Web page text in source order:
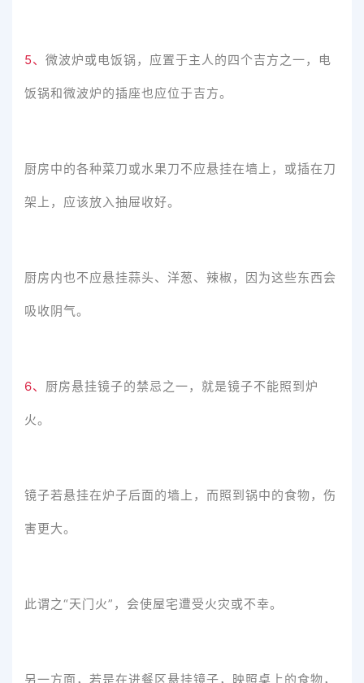
5、 微波炉或电饭锅，应置于主人的四个吉方之一，电
饭锅和微波炉的插座也应位于吉方。
厨房中的各种菜刀或水果刀不应悬挂在墙上，或插在刀
架上，应该放入抽屉收好。
厨房内也不应悬挂蒜头、洋葱、辣椒，因为这些东西会
吸收阴气。
6、 厨房悬挂镜子的禁忌之一，就是镜子不能照到炉
火。
镜子若悬挂在炉子后面的墙上，而照到锅中的食物，伤
害更大。
此谓之“天门火”，会使屋宅遭受火灾或不幸。
另一方面，若是在进餐区悬挂镜子，映照桌上的食物，